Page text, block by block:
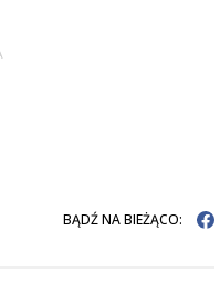
BĄDŹ NA BIEŻĄCO: